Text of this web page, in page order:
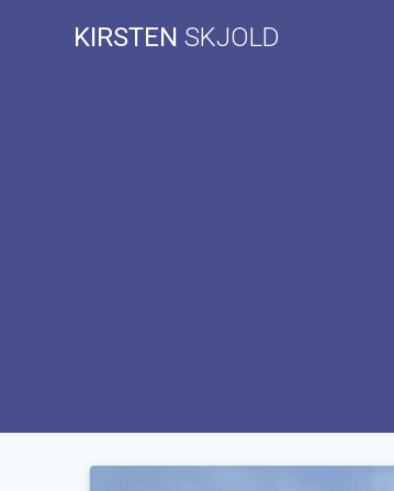
KIRSTEN SKJOLD